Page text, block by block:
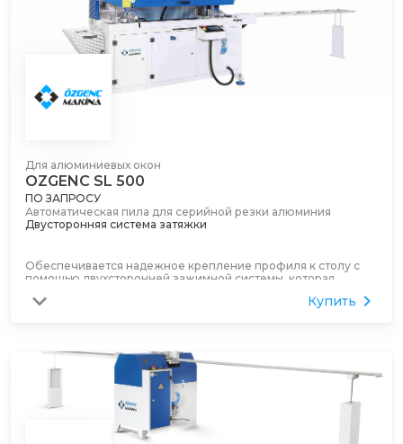
Он легко режет профили, используемые при производстве
дверей и окон.
Вертикальная пневматическая система крепления
Вертикальное пневматическое давление сверху вниз для
Для алюминиевых окон
OZGENC SL 500
ПО ЗАПРОСУ
Автоматическая пила для серийной резки алюминия
Двусторонняя система затяжки
Обеспечивается надежное крепление профиля к столу с
помощью двухсторонней зажимной системы, которая
Вы даже можете разрезать полные алюминиевые профили
труб с помощью двигателя пилы мощностью 5,5 л.с. (4 кВт).
Система охлаждения спреем
Купить